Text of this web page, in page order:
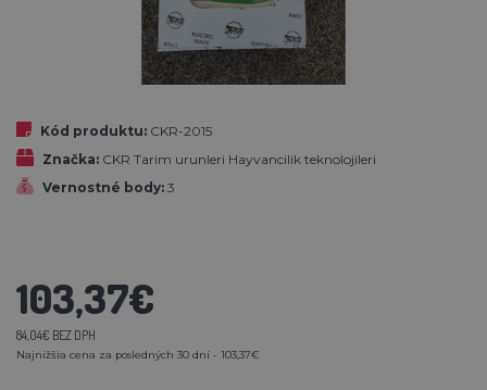
Kód produktu: CKR-2015
Značka: CKR Tarim urunleri Hayvancilik teknolojileri
Vernostné body: 3
103,37€
84,04€ BEZ DPH
Najnižšia cena za posledných 30 dní - 103,37€